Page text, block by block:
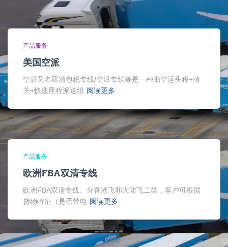
产品服务
美国空派
空派又名双清包税专线/空派专线等是一种由空运头程+清
关+快递尾程派送组 阅读更多
产品服务
欧洲FBA双清专线
欧洲FBA双清专线。分香港飞和大陆飞二类，客户可根据
货物特征（是否带电 阅读更多